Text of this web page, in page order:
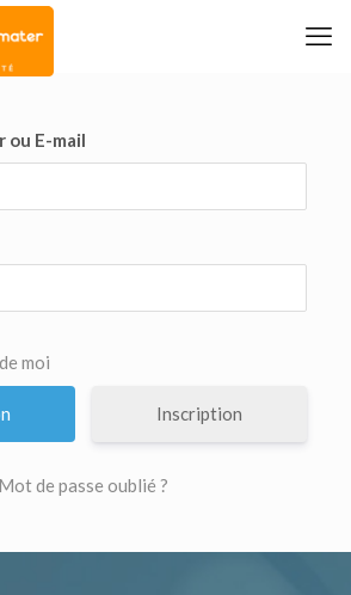
ou E-mail
moi
Inscription
Mot de passe oublié ?